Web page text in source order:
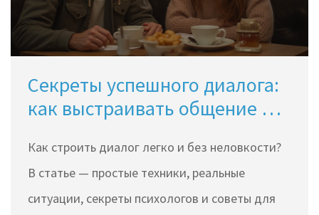
Секреты успешного диалога:
как выстраивать общение без
недопониманий
Как строить диалог легко и без неловкости?
В статье — простые техники, реальные
ситуации, секреты психологов и советы для